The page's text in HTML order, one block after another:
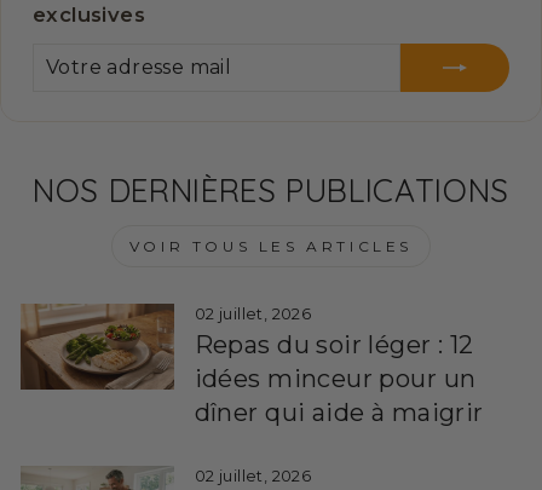
exclusives
ADRESSE
NOS DERNIÈRES PUBLICATIONS
VOIR TOUS LES ARTICLES
02 juillet, 2026
Repas du soir léger : 12
idées minceur pour un
dîner qui aide à maigrir
02 juillet, 2026